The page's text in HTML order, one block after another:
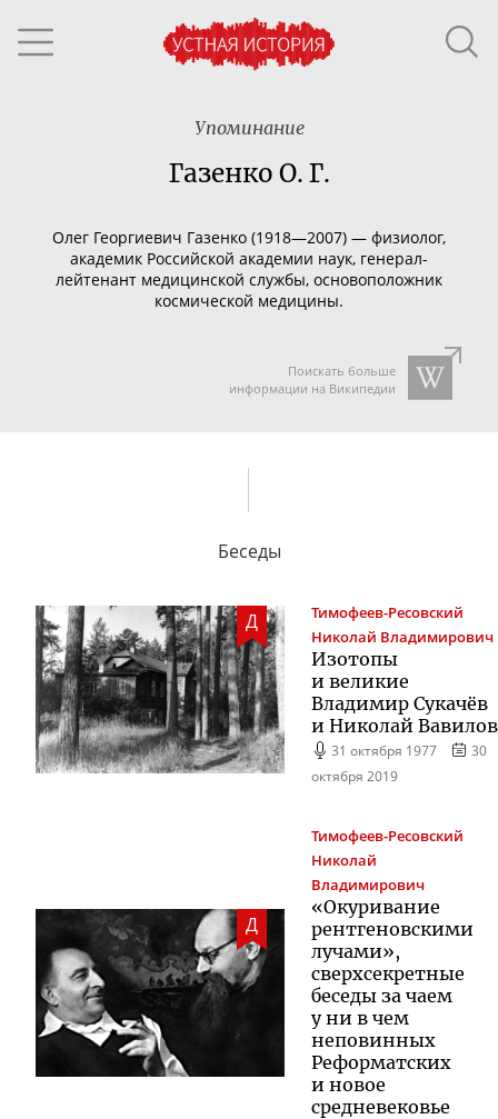
Упоминание
Газенко О. Г.
Олег Георгиевич Газенко (1918—2007) — физиолог,
академик Российской академии наук, генерал-
лейтенант медицинской службы, основоположник
космической медицины.
Поискать больше
информации на Википедии
Беседы
Д
Тимофеев-Ресовский
Николай Владимирович
Изотопы
и великие
Владимир Сукачёв
и Николай Вавилов
31 октября 1977
30
октября 2019
Д
Тимофеев-Ресовский
Николай
Владимирович
«Окуривание
рентгеновскими
лучами»,
сверхсекретные
беседы за чаем
у ни в чем
неповинных
Реформатских
и новое
средневековье